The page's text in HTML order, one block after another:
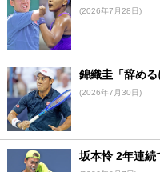
(2026年7月28日)
錦織圭「辞める
(2026年7月30日)
坂本怜 2年連続